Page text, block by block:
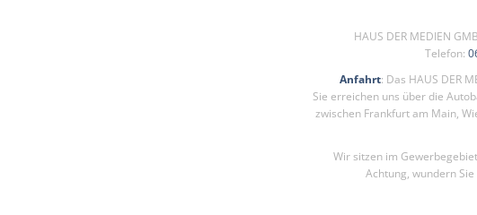
HAUS DER MEDIEN
Telefon:
Anfahrt: Das HAUS DER
Sie erreichen uns über die
zwischen Frankfurt am Main,
Wir sitzen im
Achtung, wundern